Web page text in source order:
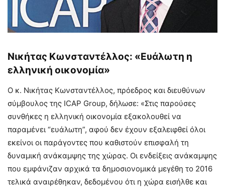
Νικήτας Κωνσταντέλλος: «Ευάλωτη η
ελληνική οικονομία»
O κ. Νικήτας Κωνσταντέλλος, πρόεδρος και διευθύνων
σύμβουλος της ICAP Group, δήλωσε: «Στις παρούσες
συνθήκες η ελληνική οικονομία εξακολουθεί να
παραμένει “ευάλωτη”, αφού δεν έχουν εξαλειφθεί όλοι
εκείνοι οι παράγοντες που καθιστούν επισφαλή τη
δυναμική ανάκαμψης της χώρας. Οι ενδείξεις ανάκαμψης
που εμφάνιζαν αρχικά τα δημοσιονομικά μεγέθη το 2016
τελικά αναιρέθηκαν, δεδομένου ότι η χώρα εισήλθε και